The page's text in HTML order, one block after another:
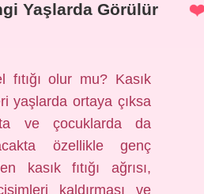
Yaşlarda Görülür
olur mu? Kasık
yaşlarda ortaya çıksa
ve çocuklarda da
özellikle genç
kasık fıtığı ağrısı,
kaldırması ve